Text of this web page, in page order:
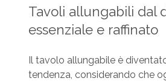
Tavoli allungabili dal
essenziale e raffinato
Il tavolo allungabile è
tendenza, considerando che